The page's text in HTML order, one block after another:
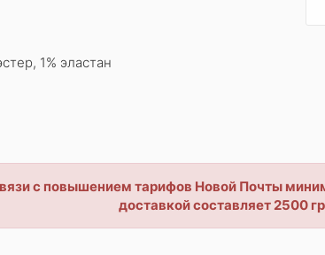
1% эластан
с повышением тарифов Новой Почты
доставкой составляет 2500